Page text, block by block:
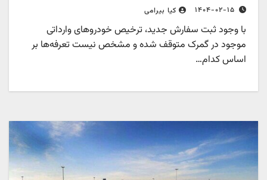
۱۴۰۴-۰۲-۱۵ کیا بیرامی
با وجود ثبت سفارش جدید، ترخیص خودروهای وارداتی
موجود در گمرک متوقف شده و مشخص نیست تعرفه‌ها بر
اساس کدام…